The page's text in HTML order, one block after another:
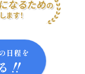
日程を
‼